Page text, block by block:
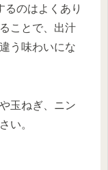
るのはよくあり
ことで、出汁
う味わいにな
玉ねぎ、ニン
い。